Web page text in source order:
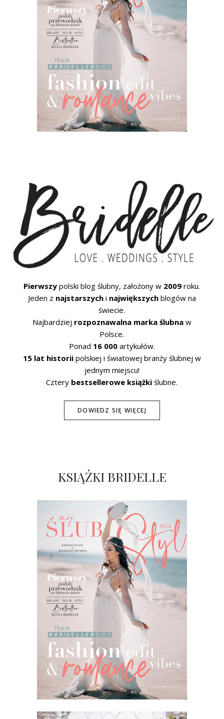
Pierwszy polski blog ślubny, założony w 2009 roku.
Jeden z najstarszychi największychblogów na
świecie.
Najbardziej rozpoznawalna marka ślubnaw
Polsce.
Ponad 16 000artykułów.
15 lat historiipolskiej i światowej branży ślubnej w
jednym miejscu!
Cztery bestsellerowe książki ślubne.
DOWIEDZ SIĘ WIĘCEJ
KSIĄŻKI BRIDELLE